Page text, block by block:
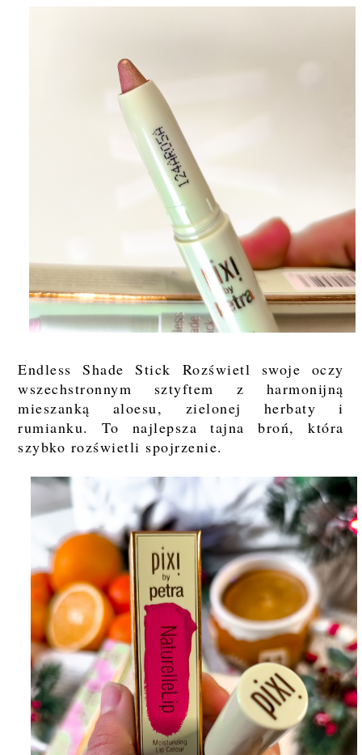
Endless Shade Stick Rozświetl swoje oczy
wszechstronnym sztyftem z harmonijną
mieszanką aloesu, zielonej herbaty i
rumianku. To najlepsza tajna broń, która
szybko rozświetli spojrzenie.